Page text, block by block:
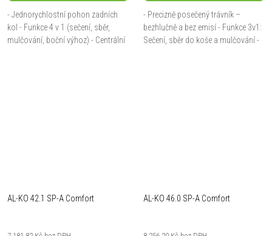
- Jednorychlostní pohon zadních
kol - Funkce 4 v 1 (sečení, sběr,
mulčování, boční výhoz) - Centrální
- Precizně posečený trávník –
bezhlučně a bez emisí - Funkce 3v1:
Sečení, sběr do koše a mulčování -
AL-KO 42.1 SP-A Comfort AL-KO 46.0 SP-A Comfort